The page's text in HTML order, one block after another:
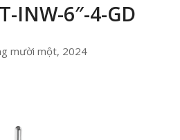
INW-6″-4-GD
mười một, 2024